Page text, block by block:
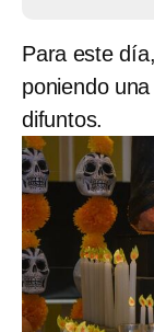
Para este
poniendo
difuntos.